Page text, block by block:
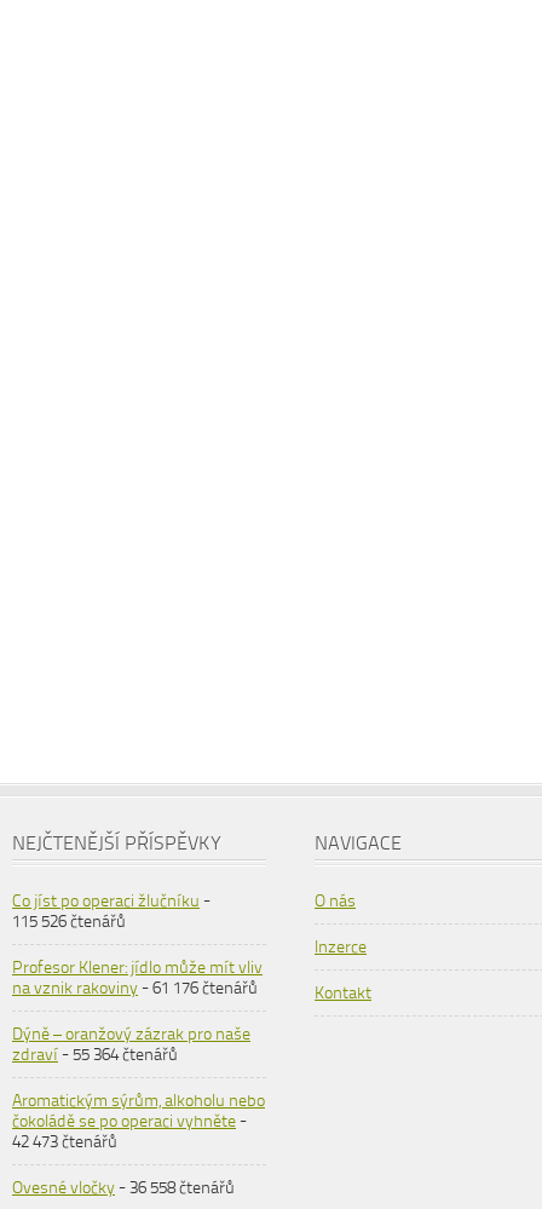
NEJČTENĚJŠÍ PŘÍSPĚVKY
Co jíst po operaci žlučníku -
115 526 čtenářů
Profesor Klener: jídlo může mít vliv
na vznik rakoviny- 61 176 čtenářů
Dýně – oranžový zázrak pro naše
zdraví- 55 364 čtenářů
Aromatickým sýrům, alkoholu nebo
čokoládě se po operaci vyhněte-
42 473 čtenářů
Ovesné vločky- 36 558 čtenářů
NAVIGACE
O nás
Inzerce
Kontakt